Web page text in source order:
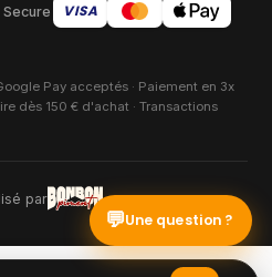
Secure
VISA
Pay acceptés · Paiement en 3x
dès 150 € d'achat · Transactions
par
💬Une question ?